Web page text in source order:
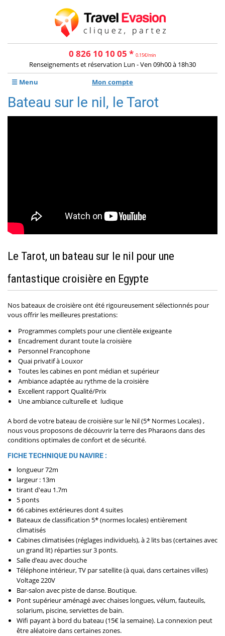
0 826 10 10 05 * 0.15€/min
Renseignements et réservation Lun - Ven 09h00 à 18h30
☰ Menu
Mon compte
Bateau sur le nil, le Tarot
Le Tarot, un bateau sur le nil pour une
fantastique croisière en Egypte
Nos bateaux de croisière ont été rigoureusement sélectionnés pour
vous offrir les meilleures prestations:
Programmes complets pour une clientèle exigeante
Encadrement durant toute la croisière
Personnel Francophone
Quai privatif à Louxor
Toutes les cabines en pont médian et supérieur
Ambiance adaptée au rythme de la croisière
Excellent rapport Qualité/Prix
Une ambiance culturelle et ludique
A bord de votre bateau de croisière sur le Nil (5* Normes Locales) ,
nous vous proposons de découvrir la terre des Pharaons dans des
conditions optimales de confort et de sécurité.
FICHE TECHNIQUE DU NAVIRE :
longueur 72m
largeur : 13m
tirant d'eau 1.7m
5 ponts
66 cabines extérieures dont 4 suites
Bateaux de classification 5* (normes locales) entièrement
climatisés
Cabines climatisées (réglages individuels), à 2 lits bas (certaines avec
un grand lit) réparties sur 3 ponts.
Salle d’eau avec douche
Téléphone intérieur, TV par satellite (à quai, dans certaines villes)
Voltage 220V
Bar-salon avec piste de danse. Boutique.
Pont supérieur aménagé avec chaises longues, vélum, fauteuils,
solarium, piscine, serviettes de bain.
Wifi payant à bord du bateau (15€ la semaine). La connexion peut
être aléatoire dans certaines zones.